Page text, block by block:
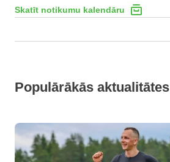
Skatīt notikumu kalendāru
Populārākās aktualitātes